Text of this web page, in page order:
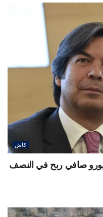
كاش
باولو تحقق 5.6 مليار يورو صافي ربح في النصف